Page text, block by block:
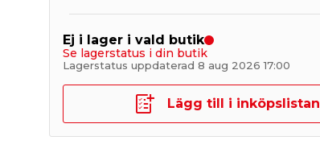
Ej i lager i vald butik
Se lagerstatus i din butik
Lagerstatus uppdaterad 8 aug 2026 17:00
Lägg till i inköpslistan